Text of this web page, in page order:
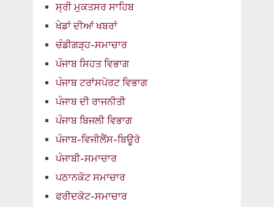
ਸ੍ਰੀ ਮੁਕਤਸਰ ਸਾਹਿਬ
ਖੇਡਾਂ ਦੀਆਂ ਖਬਰਾਂ
ਚੰਡੀਗੜ੍ਹ-ਸਮਾਚਾਰ
ਪੰਜਾਬ ਸਿਹਤ ਵਿਭਾਗ
ਪੰਜਾਬ ਟਰਾਂਸਪੋਰਟ ਵਿਭਾਗ
ਪੰਜਾਬ ਦੀ ਰਾਜਨੀਤੀ
ਪੰਜਾਬ ਬਿਜਲੀ ਵਿਭਾਗ
ਪੰਜਾਬ-ਵਿਜੀਲੈਂਸ-ਬਿਊਰੋ
ਪੰਜਾਬੀ-ਸਮਾਚਾਰ
ਪਠਾਨਕੋਟ ਸਮਾਚਾਰ
ਫਰੀਦਕੋਟ-ਸਮਾਚਾਰ